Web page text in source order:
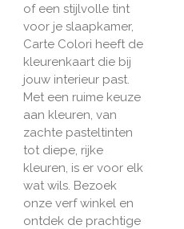
of een stijlvolle tint
voor je slaapkamer,
Carte Colori heeft de
kleurenkaart die bij
jouw interieur past.
Met een ruime keuze
aan kleuren, van
zachte pasteltinten
tot diepe, rijke
kleuren, is er voor elk
wat wils. Bezoek
onze verf winkel en
ontdek de prachtige